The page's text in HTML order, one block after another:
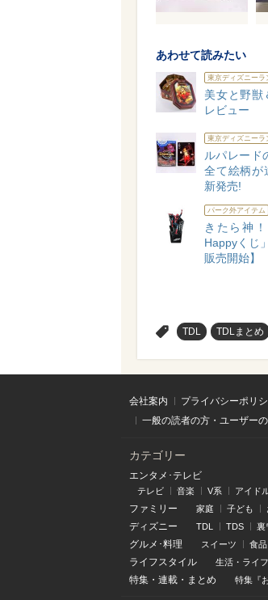
あわせて読みたい
東京ディズニーラ
美女と野獣
レビュー
東京ディズニーラ
ルパレード
全て絵柄が
新発売!
パーク外アイテム
きたら神
Happyくじ
販売開始】
TDL TDLまとめ
会社案内 プライバシーポリ
一般の読者の方・ユーザー
カテゴリー
エンタメ･テレビ
テレビ 音楽 V系 アイド
ファミリー 家庭 子ども
ディズニー TDL TDS 裏
グルメ･料理 スイーツ 食品
ライフスタイル 生活・ライ
特集 ・ 連載 ・ まとめ 特集『